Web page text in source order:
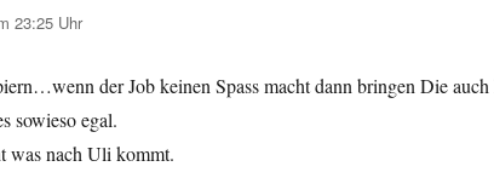
23:25 Uhr
der Job keinen Spass macht dann bringen Die
sowieso egal.
was nach Uli kommt.